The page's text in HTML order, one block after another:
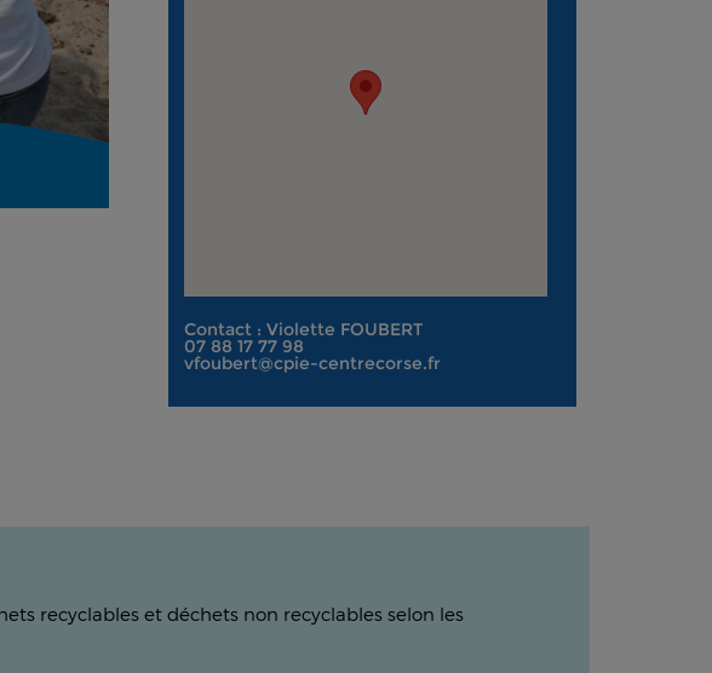
Contact : Violette FOUBERT
07 88 17 77 98
vfoubert@cpie-centrecorse.fr
recyclables et déchets non recyclables selon les